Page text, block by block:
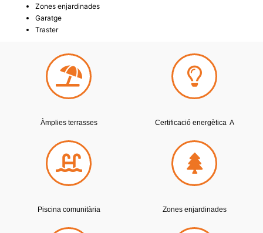
Zones enjardinades
Garatge
Traster
Àmplies terrasses Certificació energètica A
Piscina comunitària Zones enjardinades